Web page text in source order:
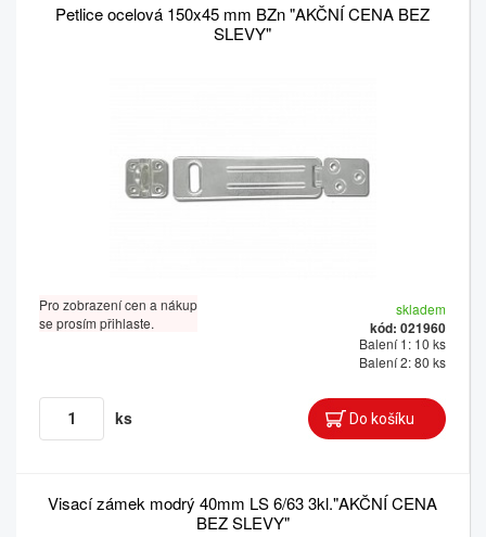
Petlice ocelová 150x45 mm BZn "AKČNÍ CENA BEZ
SLEVY"
Pro zobrazení cen a nákup
se prosím přihlaste.
skladem
kód: 021960
Balení 1: 10 ks
Balení 2: 80 ks
ks
Visací zámek modrý 40mm LS 6/63 3kl."AKČNÍ CENA
BEZ SLEVY"